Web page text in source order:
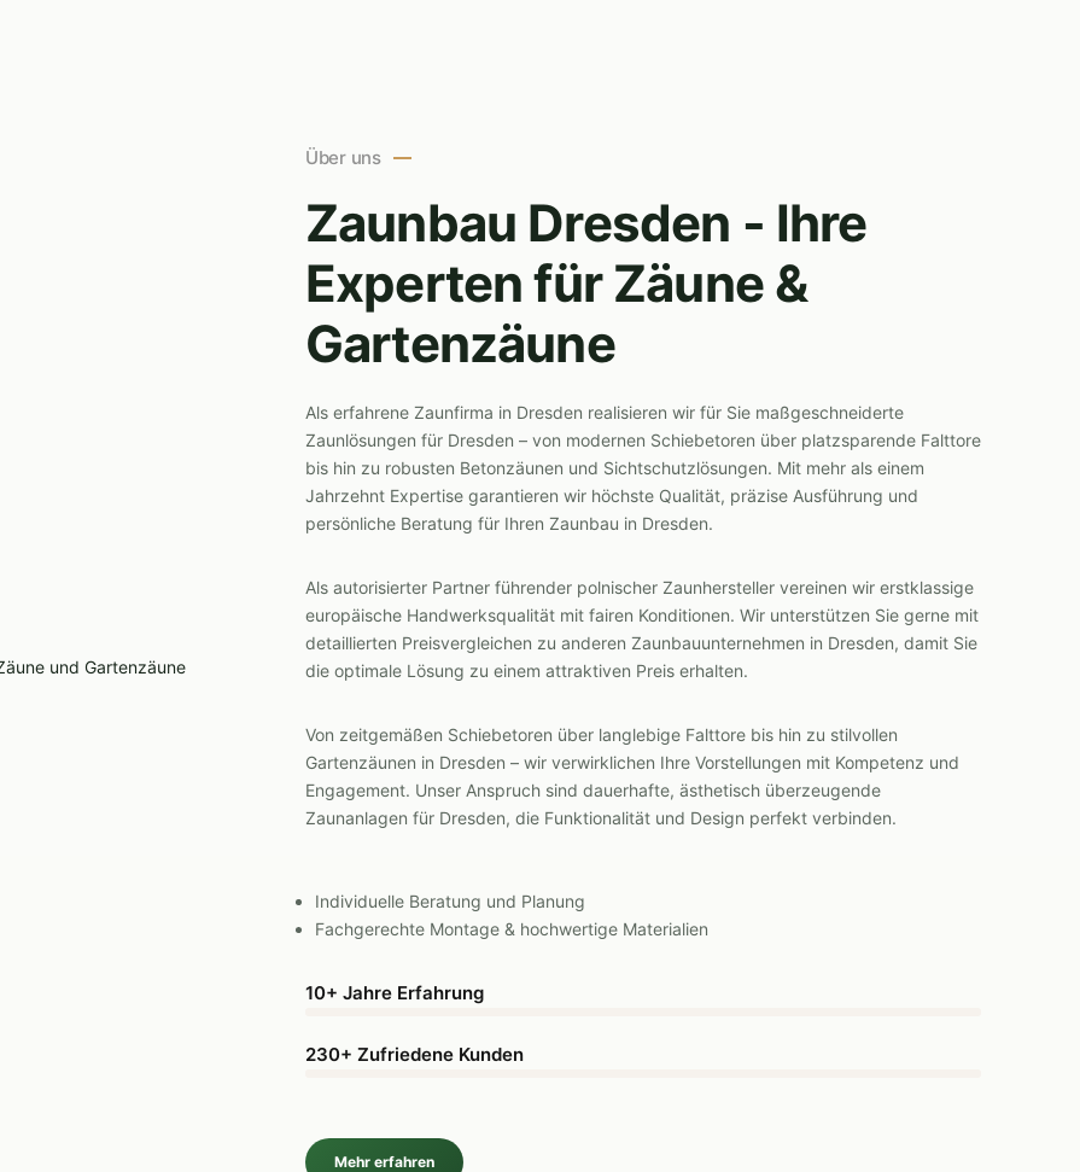
Über uns
Zaunbau Dresden - Ihre
Experten für Zäune &
Gartenzäune
Als erfahrene Zaunfirma in Dresden realisieren wir für Sie maßgeschneiderte
Zaunlösungen für Dresden – von modernen Schiebetoren über platzsparende Falttore
bis hin zu robusten Betonzäunen und Sichtschutzlösungen. Mit mehr als einem
Jahrzehnt Expertise garantieren wir höchste Qualität, präzise Ausführung und
persönliche Beratung für Ihren Zaunbau in Dresden.
Als autorisierter Partner führender polnischer Zaunhersteller vereinen wir erstklassige
europäische Handwerksqualität mit fairen Konditionen. Wir unterstützen Sie gerne mit
detaillierten Preisvergleichen zu anderen Zaunbauunternehmen in Dresden, damit Sie
die optimale Lösung zu einem attraktiven Preis erhalten.
Von zeitgemäßen Schiebetoren über langlebige Falttore bis hin zu stilvollen
Gartenzäunen in Dresden – wir verwirklichen Ihre Vorstellungen mit Kompetenz und
Engagement. Unser Anspruch sind dauerhafte, ästhetisch überzeugende
Zaunanlagen für Dresden, die Funktionalität und Design perfekt verbinden.
Individuelle Beratung und Planung
Fachgerechte Montage & hochwertige Materialien
10+ Jahre Erfahrung
230+ Zufriedene Kunden
Mehr erfahren